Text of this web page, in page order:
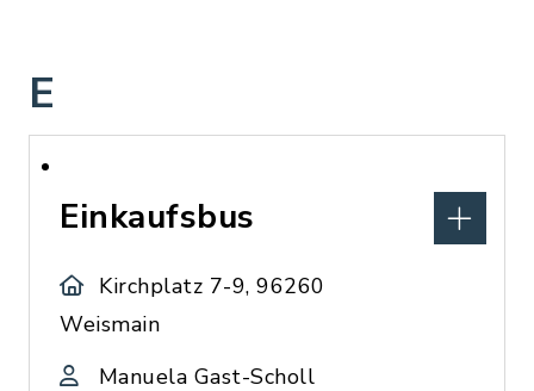
E
Einkaufsbus
Kirchplatz 7-9, 96260
Weismain
Manuela Gast-Scholl